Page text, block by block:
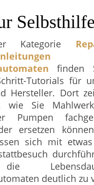
Selbsthilfe
Kategorie
finden
Tutorials für
Hersteller. Dort
wie Sie
Pumpen
ersetzen
sich mit
deutlich zu